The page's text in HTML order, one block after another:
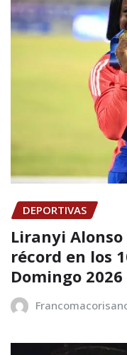
DEPORTIVAS
Liranyi
récord en los
Domingo 2026